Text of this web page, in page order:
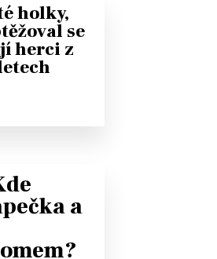
holky,
se
herci z
a